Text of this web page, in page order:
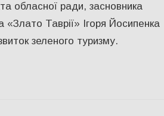
обласної ради, засновника
«Злато Таврії» Ігоря Йосипенка
зеленого туризму.